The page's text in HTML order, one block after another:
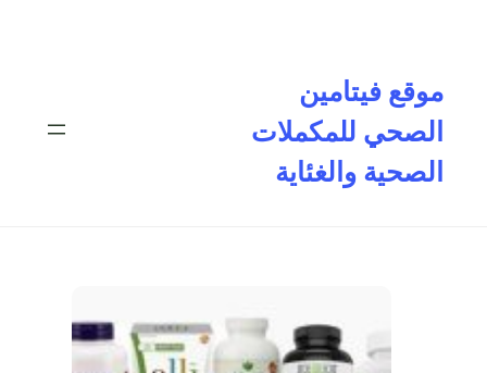
موقع فيتامين
الصحي للمكملات
الصحية والغئاية